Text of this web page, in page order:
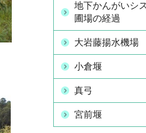
地下かんがいシ
圃場の経過
大岩藤揚水機場
小倉堰
真弓
宮前堰